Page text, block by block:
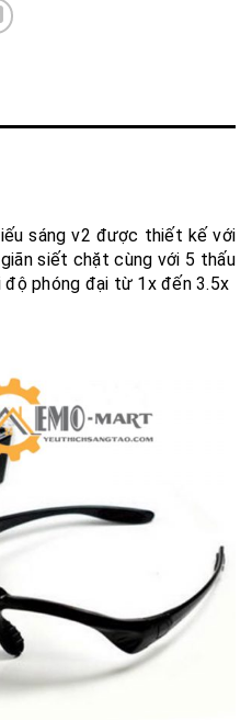
sáng v2 được thiết kế với
siết chặt cùng với 5 thấu
phóng đại từ 1x đến 3.5x